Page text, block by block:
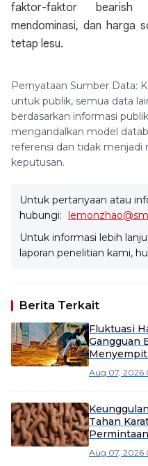
faktor-faktor bearish
mendominasi, dan harga
tetap lesu.
Pernyataan Sumber Data:
untuk publik, semua data
berdasarkan informasi
mengandalkan model
referensi dan tidak
keputusan.
Untuk pertanyaan atau
hubungi:
Untuk informasi lebih
laporan penelitian kami,
Berita Terkait
Fluktuasi
Gangguan
Aug 07, 2026
Tahan
Mingguan
Aug 07, 2026